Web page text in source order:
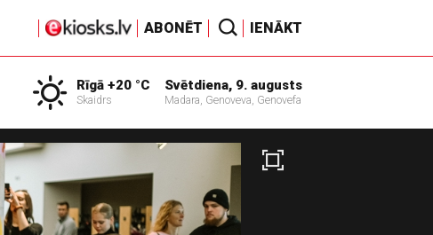
ABONĒT IENĀKT
Rīgā +20 °C
Skaidrs
Svētdiena, 9. augusts
Madara, Genoveva, Genovefa